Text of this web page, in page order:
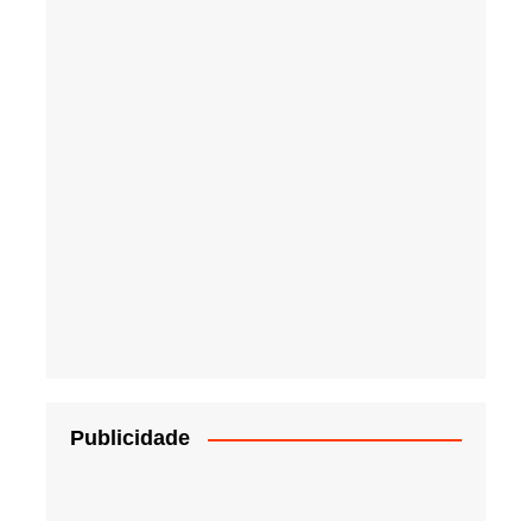
Publicidade